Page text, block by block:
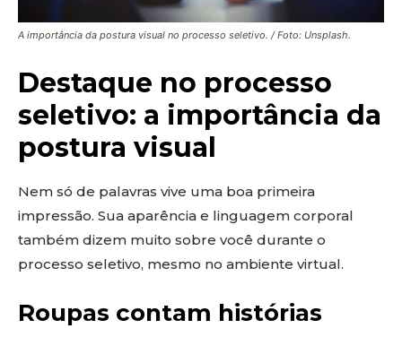
A importância da postura visual no processo seletivo. / Foto: Unsplash.
Destaque no processo
seletivo: a importância da
postura visual
Nem só de palavras vive uma boa primeira
impressão. Sua aparência e linguagem corporal
também dizem muito sobre você durante o
processo seletivo, mesmo no ambiente virtual.
Roupas contam histórias